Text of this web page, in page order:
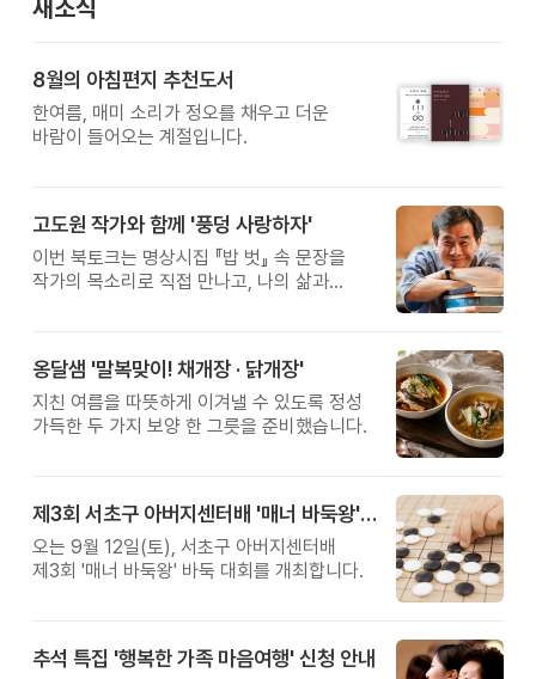
새소식
8월의 아침편지 추천도서
한여름, 매미 소리가 정오를 채우고 더운
바람이 들어오는 계절입니다.
고도원 작가와 함께 '풍덩 사랑하자'
이번 북토크는 명상시집 『밥 벗』 속 문장을
작가의 목소리로 직접 만나고, 나의 삶과
옹달샘 '말복맞이! 채개장 · 닭개장'
지친 여름을 따뜻하게 이겨낼 수 있도록 정성
가득한 두 가지 보양 한 그릇을 준비했습니다.
제3회 서초구 아버지센터배 '매너 바둑왕' 대회
오는 9월 12일(토), 서초구 아버지센터배
제3회 '매너 바둑왕' 바둑 대회를 개최합니다.
추석 특집 '행복한 가족 마음여행' 신청 안내